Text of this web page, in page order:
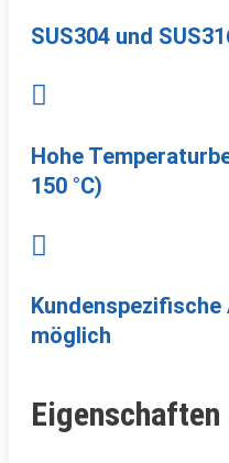
SUS304 und

Hohe
150 °C)

Kundenspezifische
möglich